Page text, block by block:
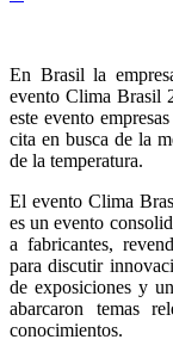
En Brasil la
evento Clima Brasil
este evento
cita en busca de la
de la temperatura.
El evento Clima
es un evento
a fabricantes,
para discutir
de exposiciones y
abarcaron temas
conocimientos.